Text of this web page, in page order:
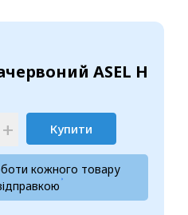
ASEL H
+ Купити
кожного товару